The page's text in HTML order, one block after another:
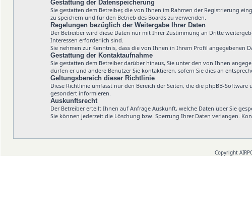
Gestattung der Datenspeicherung
Sie gestatten dem Betreiber, die von Ihnen im Rahmen der Registrierung
zu speichern und für den Betrieb des Boards zu verwenden.
Regelungen bezüglich der Weitergabe Ihrer Daten
Der Betreiber wird diese Daten nur mit Ihrer Zustimmung an Dritte
Interessen erforderlich sind.
Sie nehmen zur Kenntnis, dass die von Ihnen in Ihrem Profil
Gestattung der Kontaktaufnahme
Sie gestatten dem Betreiber darüber hinaus, Sie unter den von Ihnen
dürfen er und andere Benutzer Sie kontaktieren, sofern Sie dies an
Geltungsbereich dieser Richtlinie
Diese Richtlinie umfasst nur den Bereich der Seiten, die die phpBB-
gesondert informieren.
Auskunftsrecht
Der Betreiber erteilt Ihnen auf Anfrage Auskunft, welche Daten über Sie
Sie können jederzeit die Löschung bzw. Sperrung Ihrer Daten verlangen.
Copyright